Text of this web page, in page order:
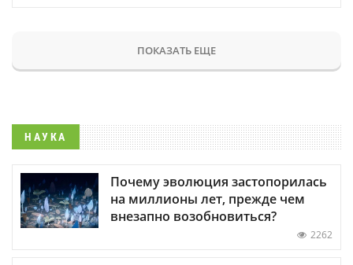
ПОКАЗАТЬ ЕЩЕ
НАУКА
Почему эволюция застопорилась
на миллионы лет, прежде чем
внезапно возобновиться?
2262